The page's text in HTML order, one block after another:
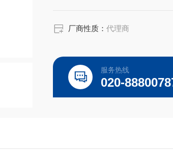
原油中
氯化物的分解等原因，可能生
厂商性质：代理商
服务热线
020-